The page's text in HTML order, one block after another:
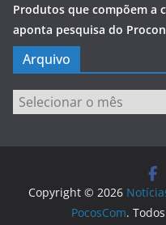
Produtos que compõem a
aponta pesquisa do Procon
Arquivo
Arquivo
Copyright © 2026
PocosCom.